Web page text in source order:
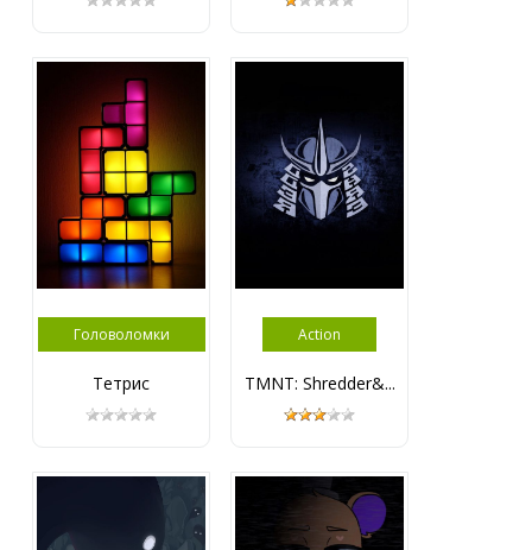
Головоломки
Тетрис
Action
TMNT: Shredder&...